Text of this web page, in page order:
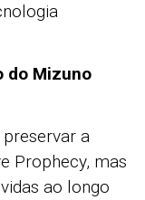
do Mizuno
a
Prophecy, mas
ao longo